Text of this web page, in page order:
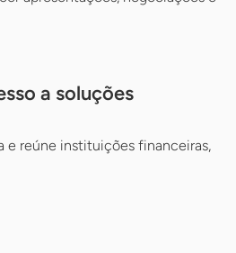
a soluções
e reúne instituições financeiras,